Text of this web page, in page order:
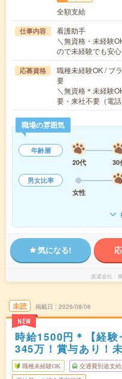
全額支給
仕事内容
看護助手
＼無資格・未経験
ので未経験でも安
応募資格
職種未経験OK / ブ
要
＼無資格＊未経験
要・来社不要（電
職場の雰囲気
年齢層
20代
30
男女比率
女性
気になる!
派遣会社
未読
NEW
掲載日 2026/08/06
時給1500円＊【経
345万！賞与あり！
職種未経験OK 交通費別途支給